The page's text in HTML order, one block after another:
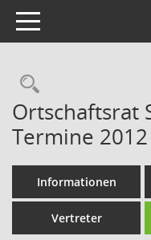
Toggle navigation
Ortschaftsrat
Termine 2012
Informationen
Vertreter